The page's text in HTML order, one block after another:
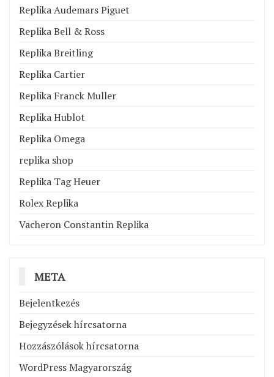
Replika Audemars Piguet
Replika Bell & Ross
Replika Breitling
Replika Cartier
Replika Franck Muller
Replika Hublot
Replika Omega
replika shop
Replika Tag Heuer
Rolex Replika
Vacheron Constantin Replika
META
Bejelentkezés
Bejegyzések hírcsatorna
Hozzászólások hírcsatorna
WordPress Magyarország